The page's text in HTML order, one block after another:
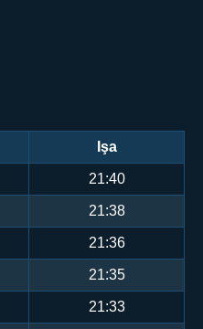
Işa
21:40
21:38
21:36
21:35
21:33